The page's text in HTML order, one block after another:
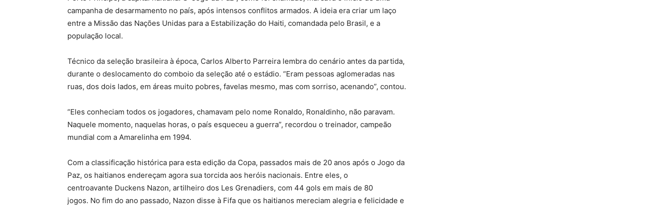
campanha de desarmamento no país, após intensos conflitos armados. A ideia era criar um laço
entre a Missão das Nações Unidas para a Estabilização do Haiti, comandada pelo Brasil, e a
população local.
Técnico da seleção brasileira à época, Carlos Alberto Parreira lembra do cenário antes da partida,
durante o deslocamento do comboio da seleção até o estádio. “Eram pessoas aglomeradas nas
ruas, dos dois lados, em áreas muito pobres, favelas mesmo, mas com sorriso, acenando”, contou.
“Eles conheciam todos os jogadores, chamavam pelo nome Ronaldo, Ronaldinho, não paravam.
Naquele momento, naquelas horas, o país esqueceu a guerra”, recordou o treinador, campeão
mundial com a Amarelinha em 1994.
Com a classificação histórica para esta edição da Copa, passados mais de 20 anos após o Jogo da
Paz, os haitianos endereçam agora sua torcida aos heróis nacionais. Entre eles, o
centroavante Duckens Nazon, artilheiro dos Les Grenadiers, com 44 gols em mais de 80
jogos. No fim do ano passado, Nazon disse à Fifa que os haitianos mereciam alegria e felicidade e